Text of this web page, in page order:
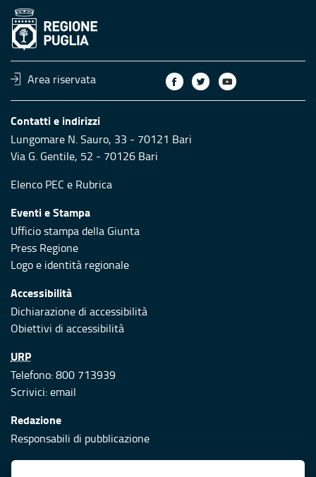
Area riservata
Contatti e indirizzi
Lungomare N. Sauro, 33 - 70121 Bari
Via G. Gentile, 52 - 70126 Bari
Elenco PEC e Rubrica
Eventi e Stampa
Ufficio stampa della Giunta
Press Regione
Logo e identità regionale
Accessibilità
Dichiarazione di accessibilità
Obiettivi di accessibilità
URP
Telefono: 800 713939
Scrivici:email
Redazione
Responsabili di pubblicazione
Protezione civile